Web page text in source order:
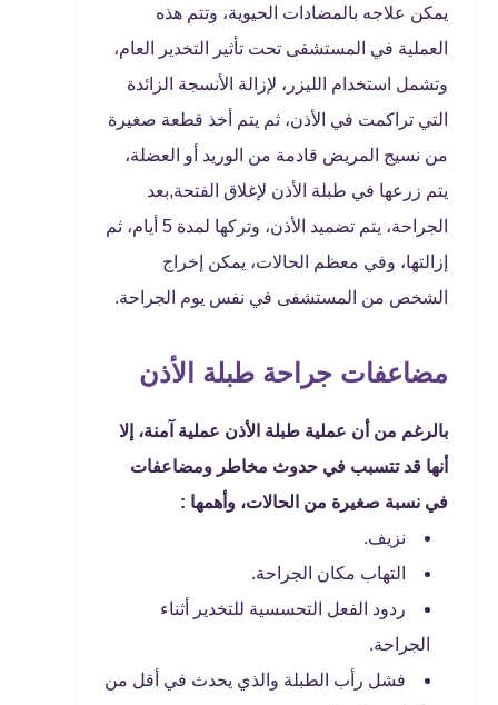
يمكن علاجه بالمضادات الحيوية، وتتم هذه
العملية في المستشفى تحت تأثير التخدير العام،
وتشمل استخدام الليزر، لإزالة الأنسجة الزائدة
التي تراكمت في الأذن، ثم يتم أخذ قطعة صغيرة
من نسيج المريض قادمة من الوريد أو العضلة،
يتم زرعها في طبلة الأذن لإغلاق الفتحة,بعد
الجراحة، يتم تضميد الأذن، وتركها لمدة 5 أيام، ثم
إزالتها، وفي معظم الحالات، يمكن إخراج
الشخص من المستشفى في نفس يوم الجراحة.
مضاعفات جراحة طبلة الأذن
بالرغم من أن عملية طبلة الأذن عملية آمنة، إلا
أنها قد تتسبب في حدوث مخاطر ومضاعفات
في نسبة صغيرة من الحالات، وأهمها :
نزيف.
التهاب مكان الجراحة.
ردود الفعل التحسسية للتخدير أثناء
الجراحة.
فشل رأب الطبلة والذي يحدث في أقل من